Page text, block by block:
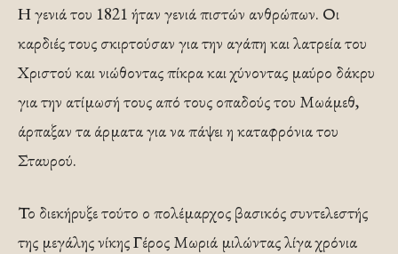
Η γενιά του 1821 ήταν γενιά πιστών ανθρώπων. Οι
καρδιές τους σκιρτούσαν για την αγάπη και λατρεία του
Χριστού και νιώθοντας πίκρα και χύνοντας μαύρο δάκρυ
για την ατίμωσή τους από τους οπαδούς του Μωάμεθ,
άρπαξαν τα άρματα για να πάψει η καταφρόνια του
Σταυρού.
Το διεκήρυξε τούτο ο πολέμαρχος βασικός συντελεστής
της μεγάλης νίκης Γέρος Μωριά μιλώντας λίγα χρόνια